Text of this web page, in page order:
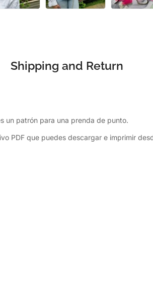
Shipping and Return
un patrón para una prenda de punto.
PDF que puedes descargar e imprimir